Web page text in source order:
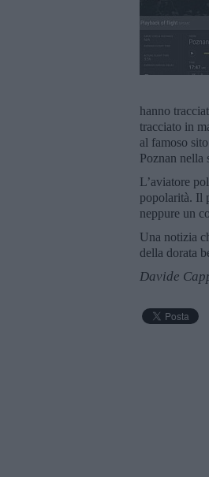
hanno
tracciato in
al famoso
Poznan nella
L’aviatore
popolarità. Il
neppure un
Una notizia
della dorata
Davide